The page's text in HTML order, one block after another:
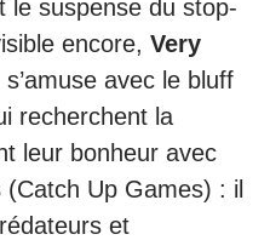
le suspense du stop-
encore, Very
avec le bluff
recherchent la
leur bonheur avec
(Catch Up Games) : il
et